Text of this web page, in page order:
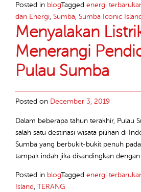
Posted in blogTagged energi
dan Energi Sumba Sumba Iconic
Menyalakan
Menerangi
Pulau Sumba
Posted on December 3, 2019
Dalam beberapa tahun terakhir, Pulau
salah satu destinasi wisata pilihan di
Sumba yang berbukit-bukit penuh
tampak indah jika disandingkan
Posted in blogTagged energi
Island TERANG